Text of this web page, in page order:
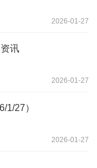
2026-01-27
讯
2026-01-27
1/27）
2026-01-27